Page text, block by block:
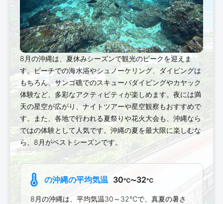
8月の沖縄は、夏休みシーズンで観光のピークを迎えま
す。ビーチでの海水浴やシュノーケリング、ダイビングは
もちろん、サンゴ礁でのスキューバダイビングやカヤック
体験など、多彩なアクティビティが楽しめます。夜には満
天の星空が広がり、ナイトツアーや星空観察もおすすめで
す。また、各地で行われる夏祭りや花火大会も、沖縄なら
ではの体験として人気です。沖縄の夏を最大限に楽しむな
ら、8月がベストシーズンです。
の沖縄の平均気温 30℃〜32℃
8月の沖縄は、平均気温30～32℃で、真夏の暑さ